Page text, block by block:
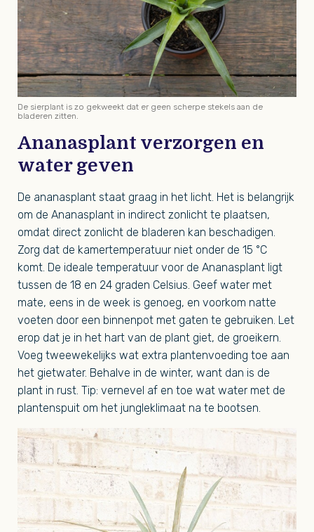
De sierplant is zo gekweekt dat er geen scherpe stekels aan de
bladeren zitten.
Ananasplant verzorgen en
water geven
De ananasplant staat graag in het licht. Het is belangrijk
om de Ananasplant in indirect zonlicht te plaatsen,
omdat direct zonlicht de bladeren kan beschadigen.
Zorg dat de kamertemperatuur niet onder de 15 °C
komt. De ideale temperatuur voor de Ananasplant ligt
tussen de 18 en 24 graden Celsius. Geef water met
mate, eens in de week is genoeg, en voorkom natte
voeten door een binnenpot met gaten te gebruiken. Let
erop dat je in het hart van de plant giet, de groeikern.
Voeg tweewekelijks wat extra plantenvoeding toe aan
het gietwater. Behalve in de winter, want dan is de
plant in rust. Tip: vernevel af en toe wat water met de
plantenspuit om het jungleklimaat na te bootsen.